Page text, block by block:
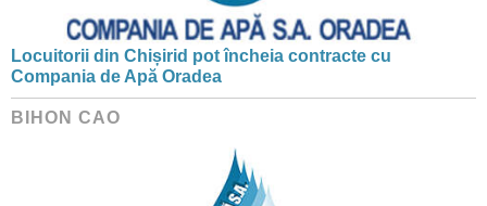
Locuitorii din Chișirid pot încheia contracte cu
Compania de Apă Oradea
BIHON CAO